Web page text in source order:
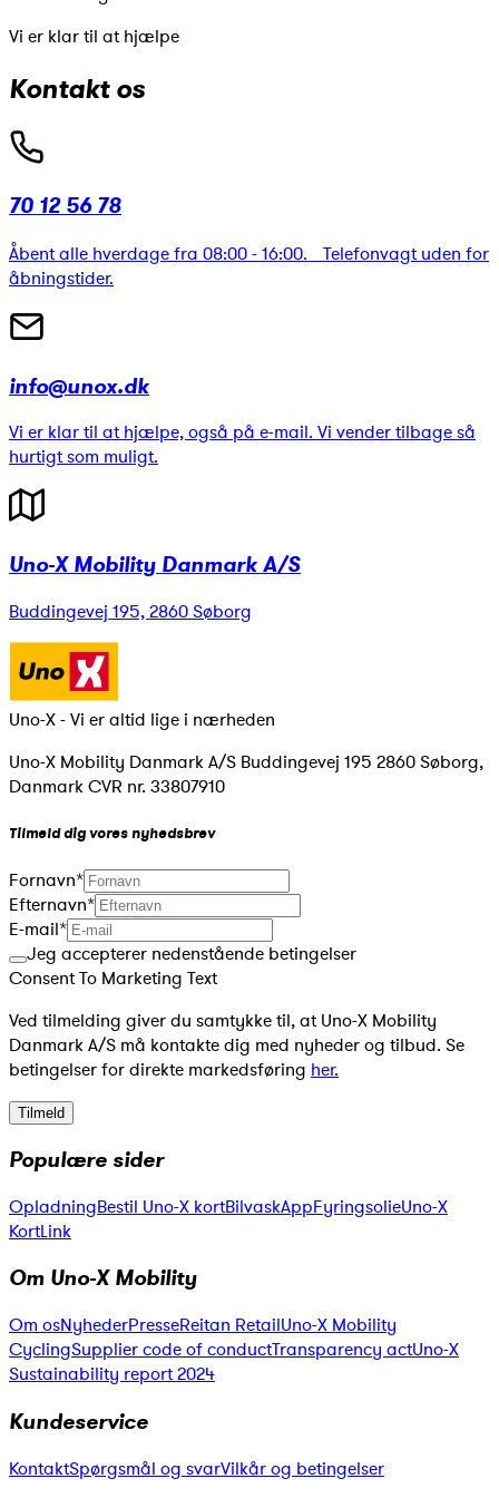
Vi er klar til at hjælpe
Kontakt os
70 12 56 78
Åbent alle hverdage fra 08:00 - 16:00. Telefonvagt uden for
åbningstider.
info@unox.dk
Vi er klar til at hjælpe, også på e-mail. Vi vender tilbage så
hurtigt som muligt.
Uno-X Mobility Danmark A/S
Buddingevej 195, 2860 Søborg
Uno-X - Vi er altid lige i nærheden
Uno-X Mobility Danmark A/S Buddingevej 195 2860 Søborg,
Danmark CVR nr. 33807910
Tilmeld dig vores nyhedsbrev
Fornavn*
Efternavn*
E-mail*
Jeg accepterer nedenstående betingelser
Consent To Marketing Text
Ved tilmelding giver du samtykke til, at Uno-X Mobility
Danmark A/S må kontakte dig med nyheder og tilbud. Se
betingelser for direkte markedsføring her.
Tilmeld
Populære sider
OpladningBestil Uno-X kortBilvaskAppFyringsolieUno-X
KortLink
Om Uno-X Mobility
Om osNyhederPresseReitan RetailUno-X Mobility
CyclingSupplier code of conductTransparency actUno-X
Sustainability report 2024
Kundeservice
KontaktSpørgsmål og svarVilkår og betingelser